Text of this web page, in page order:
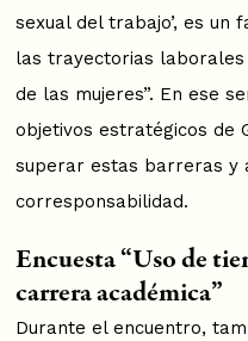
sexual del trabajo’, es
las trayectorias laborales
de las mujeres”. En ese
objetivos estratégicos de
superar estas barreras y
corresponsabilidad.
Encuesta “Uso de
carrera académica”
Durante el encuentro,